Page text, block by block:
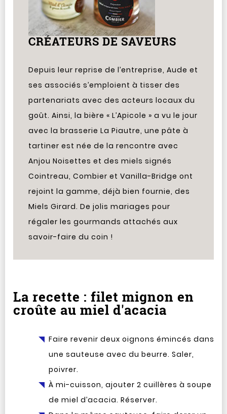
CRÉATEURS DE SAVEURS
Depuis leur reprise de l’entreprise, Aude et
ses associés s’emploient à tisser des
partenariats avec des acteurs locaux du
goût. Ainsi, la bière « L’Apicole » a vu le jour
avec la brasserie La Piautre, une pâte à
tartiner est née de la rencontre avec
Anjou Noisettes et des miels signés
Cointreau, Combier et Vanilla-Bridge ont
rejoint la gamme, déjà bien fournie, des
Miels Girard. De jolis mariages pour
régaler les gourmands attachés aux
savoir-faire du coin !
La recette : filet mignon en
croûte au miel d'acacia
Faire revenir deux oignons émincés dans
une sauteuse avec du beurre. Saler,
poivrer.
À mi-cuisson, ajouter 2 cuillères à soupe
de miel d’acacia. Réserver.